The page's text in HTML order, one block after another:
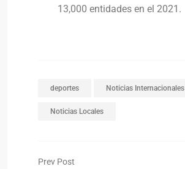
13,000 entidades en el 2021.
deportes Noticias Internacionales
Noticias Locales
Prev Post